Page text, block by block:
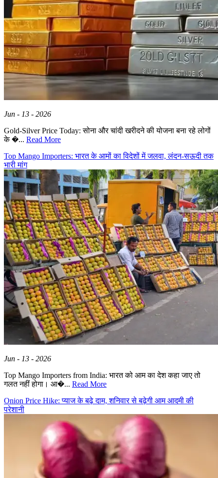
Jun - 13 - 2026
Gold-Silver Price Today: सोना और चांदी खरीदने की योजना बना रहे लोगों
के �... Read More
Top Mango Importers: भारत के आमों का विदेशों में जलवा, लंदन-सऊदी तक
भारी मांग
Jun - 13 - 2026
Top Mango Importers from India: भारत को आम का देश कहा जाए तो
गलत नहीं होगा। आ�... Read More
Onion Price Hike: प्याज के बढ़े दाम, शनिवार से बढ़ेगी आम आदमी की
परेशानी